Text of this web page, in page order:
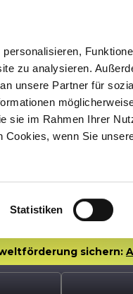
zu analysieren.
unsere Partner für
sie im Rahmen Ihrer
wenn Sie
Statistiken
sichern: